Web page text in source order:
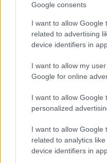
Google consents
I want to allow Google
related to advertising
device identifiers in
I want to allow my
Google for online
I want to allow Google
personalized
I want to allow Google
related to analytics
device identifiers in
con il suo amante;
radicato, è abbastanza
il sesso possono
separate a pieno titolo.
A causa della tua
te stesso, non solo
questo livello
bisogno, ti ecciteranno
avere fantasie di
possibilità di essere un